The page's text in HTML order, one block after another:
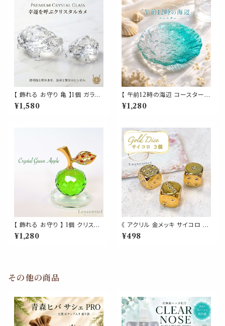
円形 インテリア ヒーリング ギフ
ト
【 飾れる お守り 亀 】1個 ガラス
製 タートル 透明 長寿 宝 玉 財
金運 縁起 大吉 家族 愛 運気 仕
¥1,580
【 午前12時の海辺 コースター】
ガラス グラデーション 海 夏 お
しゃれ 涼しげデザイン 透明 ク
ー トレイ 小物置き インテリア
ギフト プレゼント 贈り物 お祝い
新築祝い かわいい キッチン
¥1,280
【 飾れる お守り 】 1個 クリスタ
ル GREEN APPLE グリーン
アップル 緑 りんご 運気アップ
テリア オブジェ 装飾 飾り 玄関
¥1,280
《 アクリル 金メッキ サイコロ 3
個入 》 ゴールド ダイス ポーカ
ー 麻雀 ギャンブル すごろく 勝
¥498
その他の商品